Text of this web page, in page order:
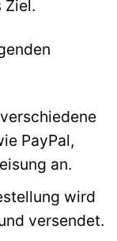
Ziel.
PayPal,
an.
wird
versendet.